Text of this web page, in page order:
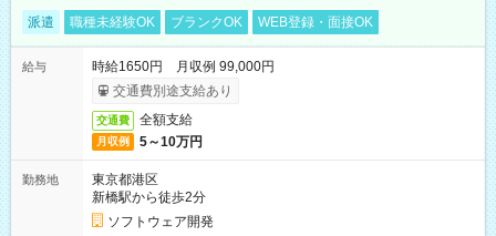
派遣 職種未経験OK ブランクOK WEB登録・面接OK
給与
時給1650円 月収例 99,000円
交通費別途支給あり
交通費 全額支給
月収例 5～10万円
勤務地
東京都港区
新橋駅から徒歩2分
ソフトウェア開発